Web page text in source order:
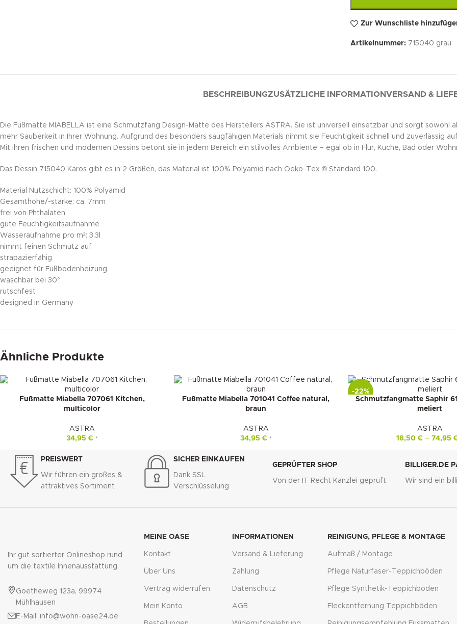
Zur Wunschliste
Artikelnummer: 715040 grau
BESCHREIBUNGZUSÄTZLICHE INFORMATIONVERSAND &
Die Fußmatte MIABELLA ist eine Schmutzfang Design-Matte des Herstellers ASTRA. Sie ist universell einsetzbar und sorgt
mehr Sauberkeit in Ihrer Wohnung. Aufgrund des besonders saugfähigen Materials nimmt sie Feuchtigkeit schnell und zuverlässig
Mit ihren frischen und modernen Dessins betont sie in jedem Bereich ein stilvolles Ambiente – egal ob in Flur, Küche, Bad oder
Das Dessin 715040 Karos gibt es in 2 Größen, das Material ist 100% Polyamid nach Oeko-Tex ® Standard 100.
Material Nutzschicht: 100% Polyamid
Gesamthöhe/-stärke: ca. 7mm
frei von Phthalaten
gute Feuchtigkeitsaufnahme
Wasseraufnahme pro m²: 3,3l
nimmt feinen Schmutz auf
strapazierfähig
geeignet für Fußbodenheizung
waschbar bei 30°
rutschfest
designed in Germany
Ähnliche Produkte
Fußmatte Miabella 707061 Kitchen,
multicolor
ASTRA
34,95€ *
Fußmatte Miabella 701041 Coffee natural,
braun
ASTRA
34,95€ *
-22%
Schmutzfangmatte Saphir
meliert
ASTRA
18,50€ – 74,95
PREISWERT
Wir führen ein großes &
attraktives Sortiment
SICHER EINKAUFEN
Dank SSL
Verschlüsselung
GEPRÜFTER SHOP
Von der IT Recht Kanzlei geprüft
BILLIGER.DE
Wir sind ein
Ihr gut sortierter Onlineshop rund
um die textile Innenausstattung.
Goetheweg 123a, 99974
Mühlhausen
E-Mail: info@wohn-oase24.de
MEINE OASE
Kontakt
Über Uns
Vertrag widerrufen
Mein Konto
INFORMATIONEN
Versand & Lieferung
Zahlung
Datenschutz
AGB
REINIGUNG, PFLEGE & MONTAGE
Aufmaß / Montage
Pflege Naturfaser-Teppichböden
Pflege Synthetik-Teppichböden
Fleckentfernung Teppichböden